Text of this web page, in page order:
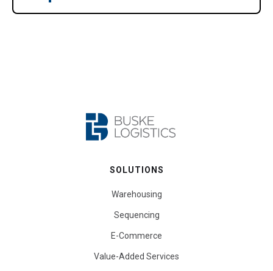
SOLUTIONS
Warehousing
Sequencing
E-Commerce
Value-Added Services